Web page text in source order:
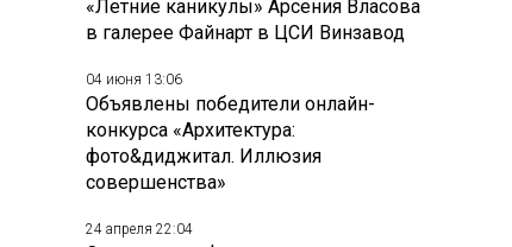
«Летние каникулы» Арсения Власова
в галерее Файнарт в ЦСИ Винзавод
04 июня 13:06
Объявлены победители онлайн-
конкурса «Архитектура:
фото&диджитал. Иллюзия
совершенства»
24 апреля 22:04